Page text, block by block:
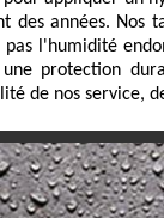
des années. Nos
pas l'humidité
protection
de nos service,